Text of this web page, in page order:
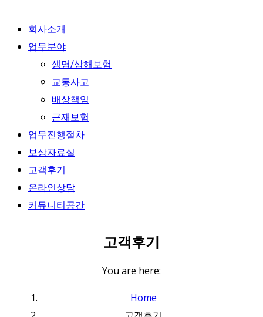
content
회사소개
업무분야
생명/상해보험
교통사고
배상책임
근재보험
업무진행절차
보상자료실
고객후기
온라인상담
커뮤니티공간
고객후기
You are here:
Home